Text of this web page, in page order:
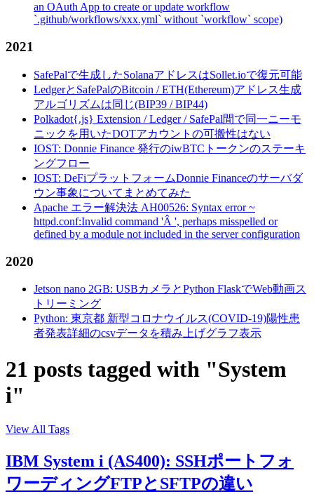
an OAuth App to create or update workflow
`.github/workflows/xxx.yml` without `workflow` scope)
2021
SafePalで生成したSolanaアドレスはSollet.ioで復元可能
LedgerとSafePalのBitcoin / ETH(Ethereum)アドレス生成
アルゴリズムは同じ(BIP39 / BIP44)
Polkadot{.js} Extension / Ledger / SafePal間で同一ニーモ
ニックを用いたDOTアカウントの可搬性はない
IOST: Donnie Finance 発行のiwBTCトークンのステーキ
ングフロー
IOST: DeFiプラットフォームDonnie Financeのサーバダ
ウン事象についてまとめてみた
Apache エラー解決法 AH00526: Syntax error ~
httpd.conf:Invalid command 'Â ', perhaps misspelled or
defined by a module not included in the server configuration
2020
Jetson nano 2GB: USBカメラとPython FlaskでWeb動画ス
トリーミング
Python: 東京都 新型コロナウイルス(COVID-19)陽性患
者発表詳細のcsvデータを積み上げグラフ表示
21 posts tagged with "System
i"
View All Tags
IBM System i (AS400): SSHポートフォ
ワーディングFTPとSFTPの違い